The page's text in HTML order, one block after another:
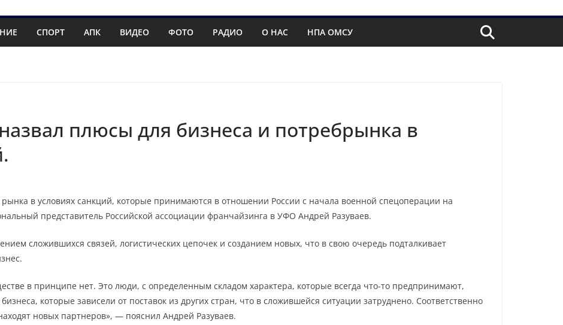
СПОРТ АПК ВИДЕО ФОТО РАДИО О НАС НПА ОМСУ
плюсы для бизнеса и потребрынка в
в условиях санкций, которые принимаются в отношении России с начала военной спецоперации на
представитель Российской ассоциации франчайзинга в УФО Андрей Разуваев.
сложившихся связей, логистических цепочек и созданием новых, что в свою очередь подталкивает
в принципе нет. Это люди, с определенным складом характера, которые всегда что-то предпринимают,
которые зависели от поставок из других стран, что в сложившейся ситуации затруднено. Соответственно
новых партнеров», — пояснил Андрей Разуваев.